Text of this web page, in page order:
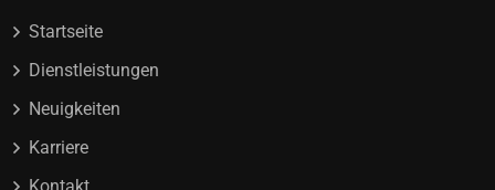
Startseite
Dienstleistungen
Neuigkeiten
Karriere